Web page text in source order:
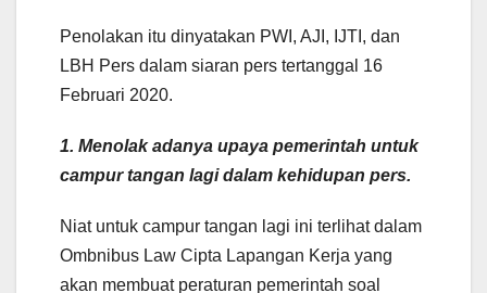
Penolakan itu dinyatakan PWI, AJI, IJTI, dan
LBH Pers dalam siaran pers tertanggal 16
Februari 2020.
1. Menolak adanya upaya pemerintah untuk
campur tangan lagi dalam kehidupan pers.
Niat untuk campur tangan lagi ini terlihat dalam
Ombnibus Law Cipta Lapangan Kerja yang
akan membuat peraturan pemerintah soal